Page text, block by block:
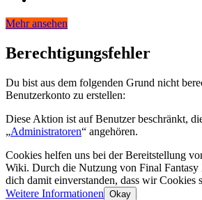
Mehr ansehen
Berechtigungsfehler
Du bist aus dem folgenden Grund nicht
Benutzerkonto zu erstellen:
Diese Aktion ist auf Benutzer beschränkt,
„Administratoren“ angehören.
Cookies helfen uns bei der Bereitstellung
Wiki. Durch die Nutzung von Final
dich damit einverstanden, dass wir Cookies
Weitere Informationen Okay